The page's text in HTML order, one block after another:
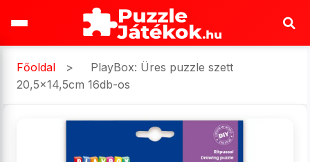
Főoldal >
PlayBox: Üres puzzle szett
20,5x14,5cm 16db-os